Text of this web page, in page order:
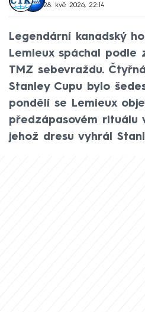
28. kvě 2026, 22:14
Legendární kanadský
Lemieux spáchal podle
TMZ sebevraždu.
Stanley Cupu bylo
pondělí se Lemieux
předzápasovém rituálu
jehož dresu vyhrál